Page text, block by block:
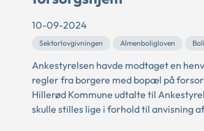
10-09-2024
Sektorlovgivningen Almenboligloven
Ankestyrelsen havde modtaget en
regler fra borgere med bopæl på
Hillerød Kommune udtalte til
skulle stilles lige i forhold til anvisning